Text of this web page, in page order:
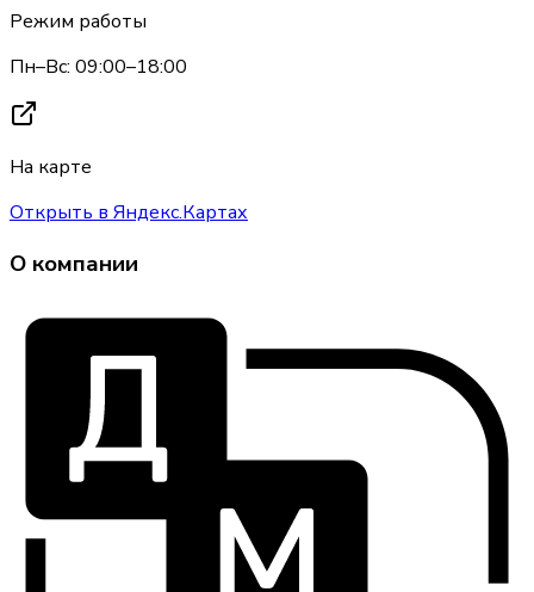
Режим работы
Пн–Вс: 09:00–18:00
На карте
Открыть в Яндекс.Картах
О компании